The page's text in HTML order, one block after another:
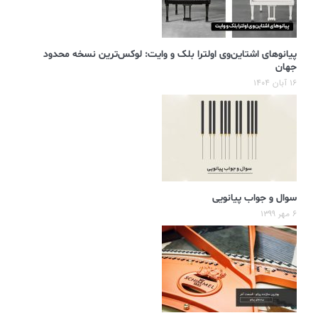
پیانوهای اشتاین‌وی اولترا بلک و وایت: لوکس‌ترین نسخه محدود
جهان
۱۶ آبان ۱۴۰۴
سوال و جواب پیانویی
۶ مهر ۱۳۹۹